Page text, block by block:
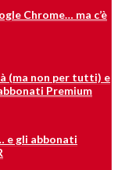
Chrome… ma c’è
(ma non per tutti) e
Premium
e gli abbonati